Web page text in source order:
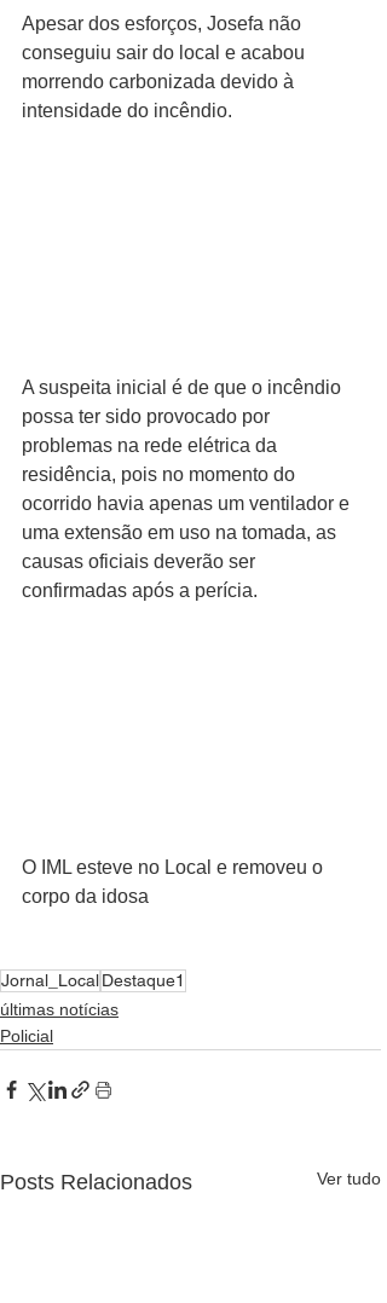
Apesar dos esforços, Josefa não
conseguiu sair do local e acabou
morrendo carbonizada devido à
intensidade do incêndio.
A suspeita inicial é de que o incêndio
possa ter sido provocado por
problemas na rede elétrica da
residência, pois no momento do
ocorrido havia apenas um ventilador e
uma extensão em uso na tomada, as
causas oficiais deverão ser
confirmadas após a perícia.
O IML esteve no Local e removeu o
corpo da idosa
Jornal_LocalDestaque1
últimas notícias
Policial
Posts Relacionados Ver tudo